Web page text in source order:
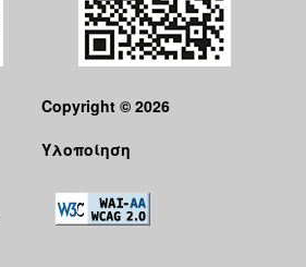
Copyright © 2026
Υλοποίηση